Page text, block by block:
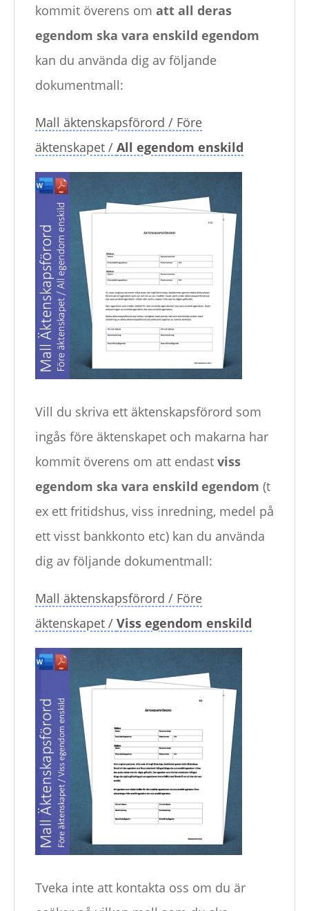
kommit överens om att all deras
egendom ska vara enskild egendom
kan du använda dig av följande
dokumentmall:
Mall äktenskapsförord / Före
äktenskapet / All egendom enskild
Vill du skriva ett äktenskapsförord som
ingås före äktenskapet och makarna har
kommit överens om att endast viss
egendom ska vara enskild egendom (t
ex ett fritidshus, viss inredning, medel på
ett visst bankkonto etc) kan du använda
dig av följande dokumentmall:
Mall äktenskapsförord / Före
äktenskapet / Viss egendom enskild
Tveka inte att kontakta oss om du är